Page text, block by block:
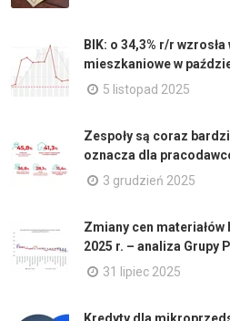
BIK: o 34,3% r/r
mieszkaniowe w
5 listopad 2025
Zespoły są coraz
oznacza dla
3 grudzień 2025
Zmiany cen
2025 r. – analiza Grupy
31 lipiec 2025